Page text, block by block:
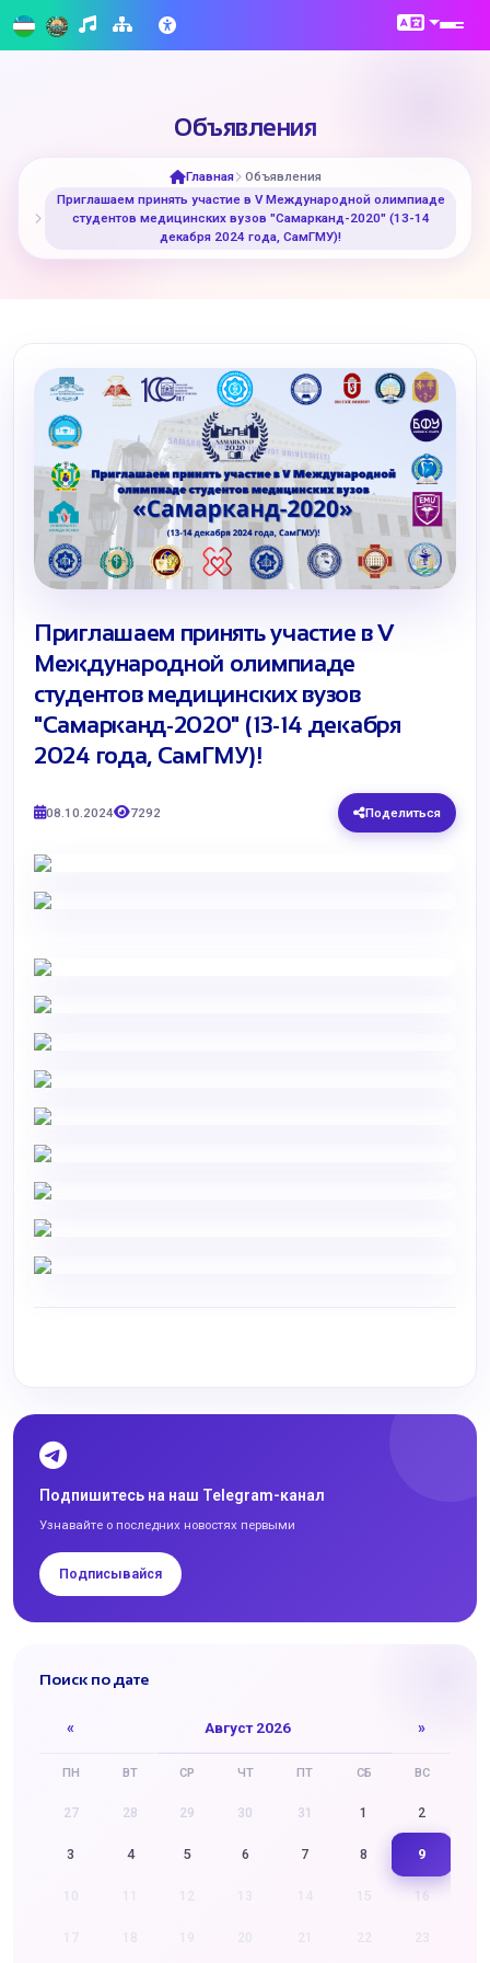
Объявления
Главная
Объявления
Приглашаем принять участие в V Международной олимпиаде
студентов медицинских вузов "Самарканд-2020" (13-14
декабря 2024 года, СамГМУ)!
Приглашаем принять участие в V
Международной олимпиаде
студентов медицинских вузов
"Самарканд-2020" (13-14 декабря
2024 года, СамГМУ)!
08.10.2024 7292 Поделиться
Подпишитесь на наш Telegram-канал
Узнавайте о последних новостях первыми
Подписывайся
Поиск по дате
« Август 2026 »
ПН ВТ СР ЧТ ПТ СБ ВС
27 28 29 30 31 1 2
3 4 5 6 7 8 9
16
22 23